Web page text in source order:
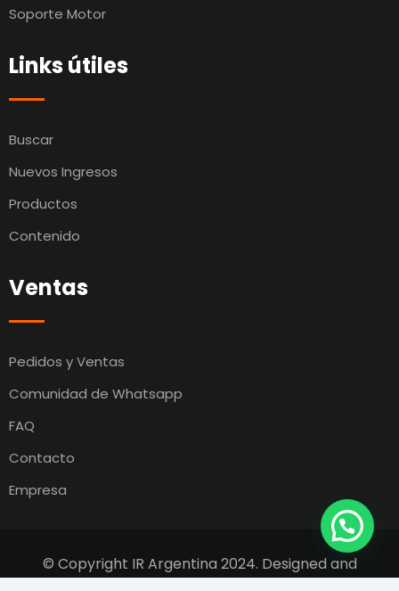
Soporte Motor
Links útiles
Buscar
Nuevos Ingresos
Productos
Contenido
Ventas
Pedidos y Ventas
Comunidad de Whatsapp
FAQ
Contacto
Empresa
© Copyright IR Argentina 2024. Designed and